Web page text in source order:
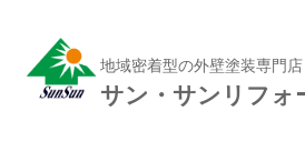
地域密着型の外壁塗装専門店
サン・サンリフォ